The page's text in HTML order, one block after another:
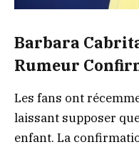
Barbara
Rumeur
Les fans ont
laissant supposer
enfant. La